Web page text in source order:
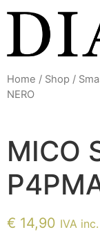
contenuto
Home / Shop /
NERO
MICO
€ 14,90 IVA inc.